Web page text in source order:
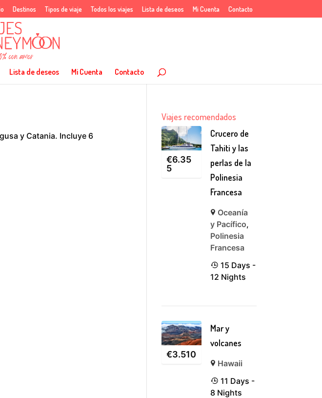
Destinos Tipos de viaje Todos los viajes Lista de deseos Mi Cuenta Contacto
Lista de deseos Mi Cuenta Contacto
y Catania. Incluye 6
Viajes recomendados
€6.35
5
Crucero de
Tahiti y las
perlas de la
Polinesia
Francesa
Oceanía
y Pacífico,
Polinesia
Francesa
15 Days -
12 Nights
€3.510
Mar y
volcanes
Hawaii
11 Days -
8 Nights